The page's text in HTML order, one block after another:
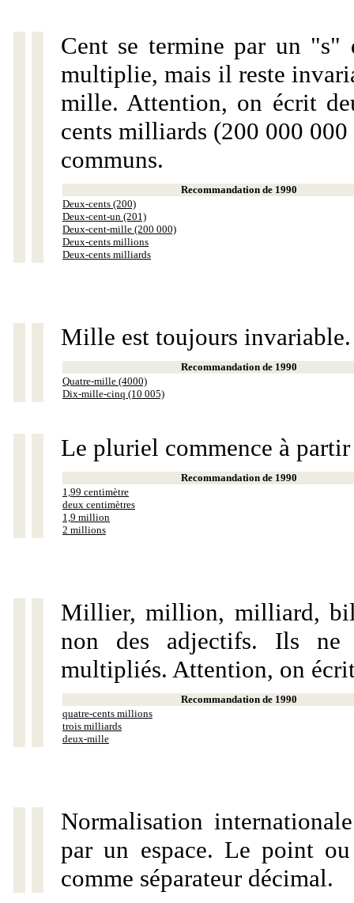
Cent se termine par un "s"
multiplie, mais il reste
mille. Attention, on écrit
cents milliards (200 000
communs.
Recommandation de 1990
Deux-cents (200)
Deux-cent-un (201)
Deux-cent-mille (200 000)
Deux-cents millions
Deux-cents milliards
Mille est toujours invariable.
Recommandation de 1990
Quatre-mille (4000)
Dix-mille-cinq (10 005)
Le pluriel commence à
Recommandation de 1990
1,99 centimètre
deux centimètres
1,9 million
2 millions
Millier, million, milliard,
non des adjectifs. Ils ne
multipliés. Attention, on
Recommandation de 1990
quatre-cents millions
trois milliards
deux-mille
Normalisation
par un espace. Le point
comme séparateur décimal.